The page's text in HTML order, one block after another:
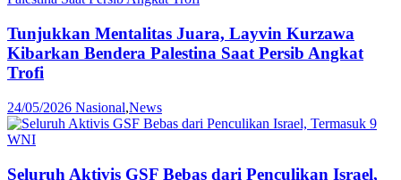
Tunjukkan Mentalitas Juara, Layvin Kurzawa
Kibarkan Bendera Palestina Saat Persib Angkat
Trofi
24/05/2026 Nasional,News
Seluruh Aktivis GSF Bebas dari Penculikan Israel,